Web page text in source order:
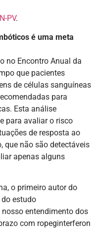
PV.
é uma meta
no Encontro Anual da
que pacientes
de células sanguíneas
para
Esta análise
para avaliar o risco
de resposta ao
que não são detectáveis
apenas alguns
o primeiro autor do
estudo
nosso entendimento dos
com ropeginterferon